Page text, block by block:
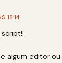
18:14
algum editor